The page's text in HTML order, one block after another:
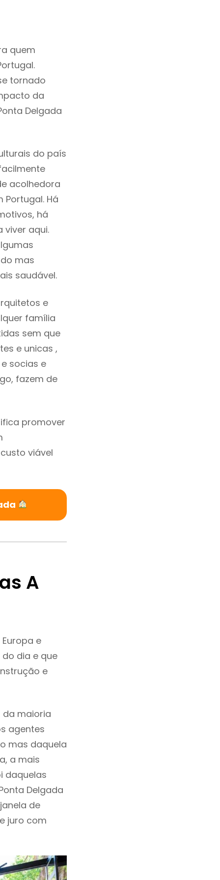
quem
tornado
da
Delgada
do país
acolhedora
Há
há
aqui.
mas
saudável.
e
família
sem que
e unicas ,
socias e
fazem de
promover
viável
A
e
dia e que
e
da maioria
agentes
mas daquela
a mais
daquelas
Delgada
de
juro com